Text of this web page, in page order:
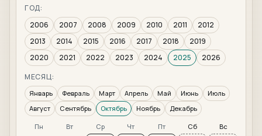
ГОД:
2006
2007 2008 2009 2010 2011
2012
2013
2014 2015 2016 2017 2018
2019
2020
2021 2022 2023 2024 2025
2026
МЕСЯЦ:
Январь Февраль Март Апрель Май Июнь
Июль
Август
Сентябрь Октябрь Ноябрь Декабрь
Пн Вт Ср Чт Пт Сб Вс